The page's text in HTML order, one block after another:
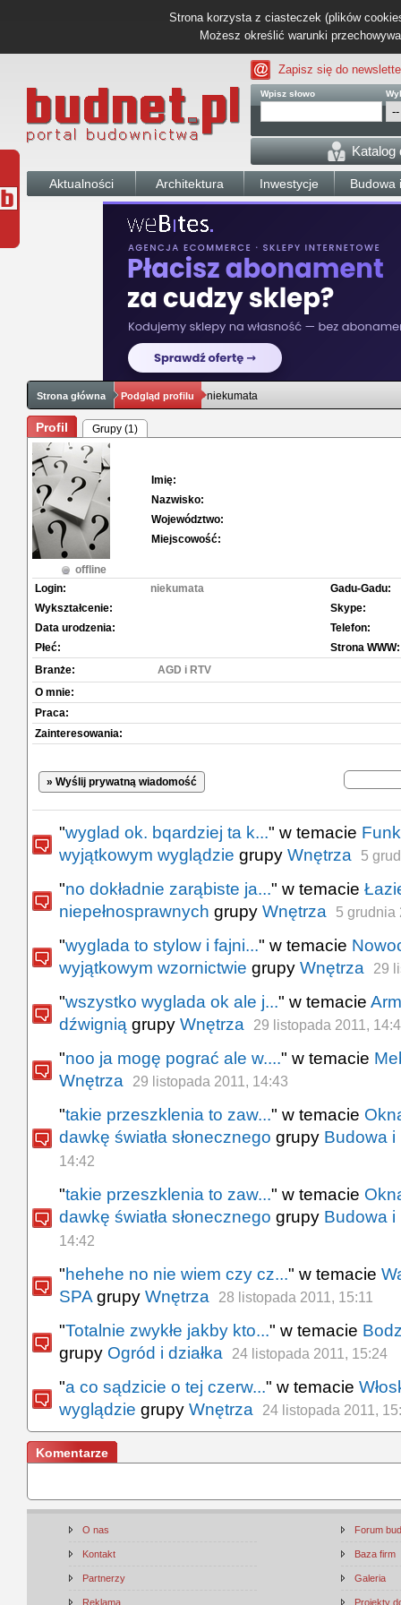
Strona korzysta z ciasteczek (plików
Możesz określić warunki
Zapisz się do
Wpisz słowo
Katalog
Aktualności Architektura Inwestycje Budowa
Strona główna Podgląd profilu niekumata
Profil Grupy (1)
offline
Imię:
Nazwisko:
Województwo:
Miejscowość:
Login:
niekumata
Wykształcenie:
Data urodzenia:
Płeć:
Gadu-Gadu:
Skype:
Telefon:
Strona WWW:
Branże:
AGD i RTV
O mnie:
Praca:
Zainteresowania:
» Wyślij prywatną wiadomość
"wyglad ok. bqardziej ta k..." w temacie
wyjątkowym wyglądzie grupy Wnętrza 5
"no dokładnie zarąbiste ja..." w temacie
niepełnosprawnych grupy Wnętrza 5 grudnia
"wyglada to stylow i fajni..." w temacie
wyjątkowym wzornictwie grupy Wnętrza 29
"wszystko wyglada ok ale j..." w temacie
dźwignią grupy Wnętrza 29 listopada 2011,
"noo ja mogę pograć ale w...." w temacie
Wnętrza
29 listopada 2011, 14:43
"takie przeszklenia to zaw..." w temacie
dawkę światła słonecznego grupy Budowa i
14:42
"takie przeszklenia to zaw..." w temacie
dawkę światła słonecznego grupy Budowa i
14:42
"hehehe no nie wiem czy cz..." w temacie
SPA grupy Wnętrza 28 listopada 2011, 15:11
"Totalnie zwykłe jakby kto..." w temacie
grupy Ogród i działka 24 listopada 2011, 15:24
"a co sądzicie o tej czerw..." w temacie
wyglądzie grupy Wnętrza 24 listopada 2011,
Komentarze
O nas
Kontakt
Partnerzy
Reklama
Forum
Baza firm
Galeria
Projekty